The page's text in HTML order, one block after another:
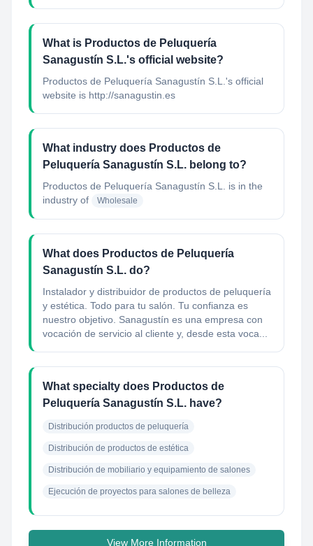
What is Productos de Peluquería
Sanagustín S.L.'s official website?
Productos de Peluquería Sanagustín S.L.'s official
website is http://sanagustin.es
What industry does Productos de
Peluquería Sanagustín S.L. belong to?
Productos de Peluquería Sanagustín S.L.
is in the
industry of
Wholesale
What does Productos de Peluquería
Sanagustín S.L. do?
Instalador y distribuidor de productos de peluquería
y estética. Todo para tu salón. Tu confianza es
nuestro objetivo. Sanagustín es una empresa con
vocación de servicio al cliente y, desde esta voca...
What specialty does Productos de
Peluquería Sanagustín S.L. have?
Distribución productos de peluquería
Distribución de productos de estética
Distribución de mobiliario y equipamiento de salones
Ejecución de proyectos para salones de belleza
View More Information